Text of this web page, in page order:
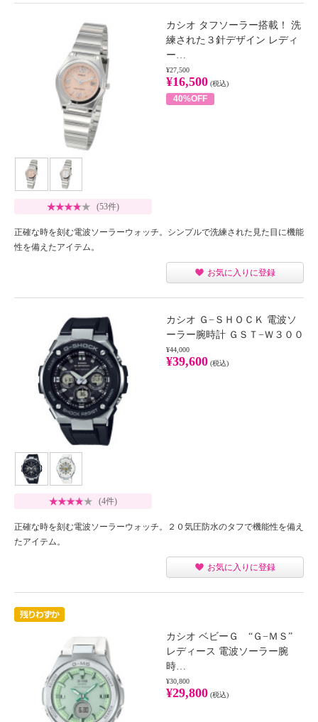
カシオ タフソーラー搭載！ 洗
練された３針デザイン レディ
ー…
¥27,500
¥16,500 (税込)
40%OFF
(53件)
正確な時を刻む電波ソーラーウォッチ。シンプルで洗練された見た目に機能
性を備えたアイテム。
お気に入りに登録
カシオ Ｇ−ＳＨＯＣＫ 電波ソ
ーラー腕時計 ＧＳＴ−Ｗ３００
¥44,000
¥39,600 (税込)
(4件)
正確な時を刻む電波ソーラーウォッチ。２０気圧防水のタフで機能性を備え
たアイテム。
お気に入りに登録
カシオ ベビーＧ “Ｇ−ＭＳ”
レディース 電波ソーラー腕
時…
¥30,800
¥29,800 (税込)